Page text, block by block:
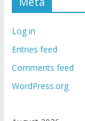
Log in
Entries feed
Comments feed
WordPress.org